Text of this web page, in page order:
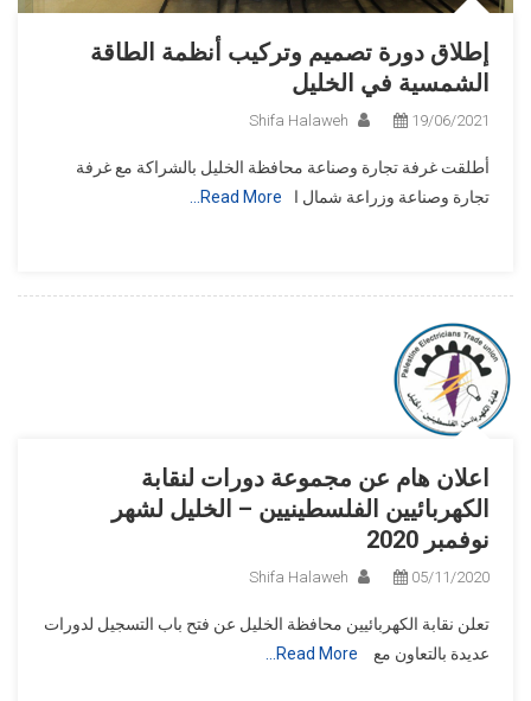
إطلاق دورة تصميم وتركيب أنظمة الطاقة
الشمسية في الخليل
19/06/2021
Shifa Halaweh
أطلقت غرفة تجارة وصناعة محافظة الخليل بالشراكة مع غرفة
تجارة وصناعة وزراعة شمال ا
Read More…
اعلان هام عن مجموعة دورات لنقابة
الكهربائيين الفلسطينيين – الخليل لشهر
نوفمبر 2020
05/11/2020
Shifa Halaweh
تعلن نقابة الكهربائيين محافظة الخليل عن فتح باب التسجيل لدورات
عديدة بالتعاون مع
Read More…